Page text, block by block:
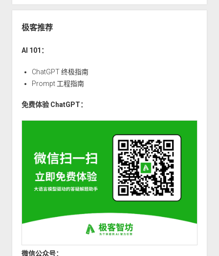
极客推荐
AI 101：
ChatGPT 终极指南
Prompt 工程指南
免费体验 ChatGPT：
微信公众号：